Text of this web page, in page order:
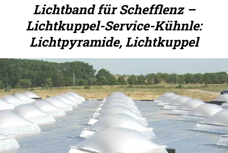
Lichtband für Schefflenz –
Lichtkuppel-Service-Kühnle:
Lichtpyramide, Lichtkuppel